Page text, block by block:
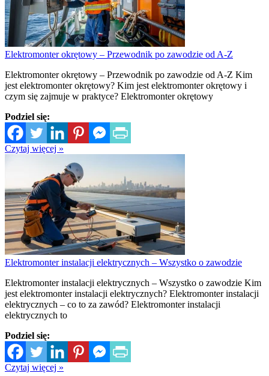
Elektromonter okrętowy – Przewodnik po zawodzie od A-Z
Elektromonter okrętowy – Przewodnik po zawodzie od A-Z Kim
jest elektromonter okrętowy? Kim jest elektromonter okrętowy i
czym się zajmuje w praktyce? Elektromonter okrętowy
Podziel się:
Czytaj więcej »
Elektromonter instalacji elektrycznych – Wszystko o zawodzie
Elektromonter instalacji elektrycznych – Wszystko o zawodzie Kim
jest elektromonter instalacji elektrycznych? Elektromonter instalacji
elektrycznych – co to za zawód? Elektromonter instalacji
elektrycznych to
Podziel się:
Czytaj więcej »